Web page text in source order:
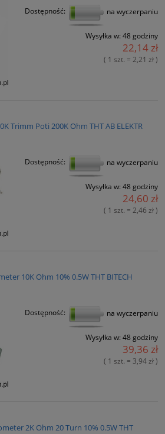
Dostępność: na wyczerpaniu
Wysyłka w: 48 godziny
22,14 zł
( 1 szt. = 2,21 zł )
Trimm Poti 200K Ohm THT AB ELEKTR
Dostępność: na wyczerpaniu
Wysyłka w: 48 godziny
24,60 zł
( 1 szt. = 2,46 zł )
10K Ohm 10% 0.5W THT BITECH
Dostępność: na wyczerpaniu
Wysyłka w: 48 godziny
39,36 zł
( 1 szt. = 3,94 zł )
2K Ohm 20 Turn 10% 0.5W THT